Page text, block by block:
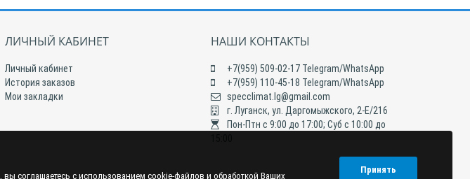
ЛИЧНЫЙ КАБИНЕТ
Личный кабинет
История заказов
Мои закладки
НАШИ КОНТАКТЫ
+7(959) 509-02-17 Telegram/WhatsApp
+7(959) 110-45-18 Telegram/WhatsApp
specclimat.lg@gmail.com
г. Луганск, ул. Даргомыжского, 2-Е/216
Пон-Птн с 9:00 до 17:00; Суб с 10:00 до
соглашаетесь с использованием cookie-файлов и обработкой Ваших
Принять